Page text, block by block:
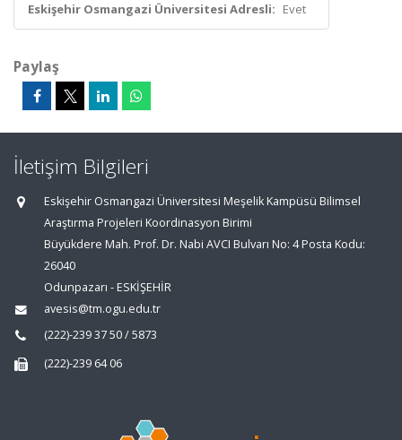
Eskişehir Osmangazi Üniversitesi Adresli: Evet
Paylaş
İletişim Bilgileri
Eskişehir Osmangazi Üniversitesi Meşelik Kampüsü Bilimsel
Araştırma Projeleri Koordinasyon Birimi
Büyükdere Mah. Prof. Dr. Nabi AVCI Bulvarı No: 4 Posta Kodu:
26040
Odunpazarı - ESKİŞEHİR
avesis@tm.ogu.edu.tr
(222)-239 37 50 / 5873
(222)-239 64 06